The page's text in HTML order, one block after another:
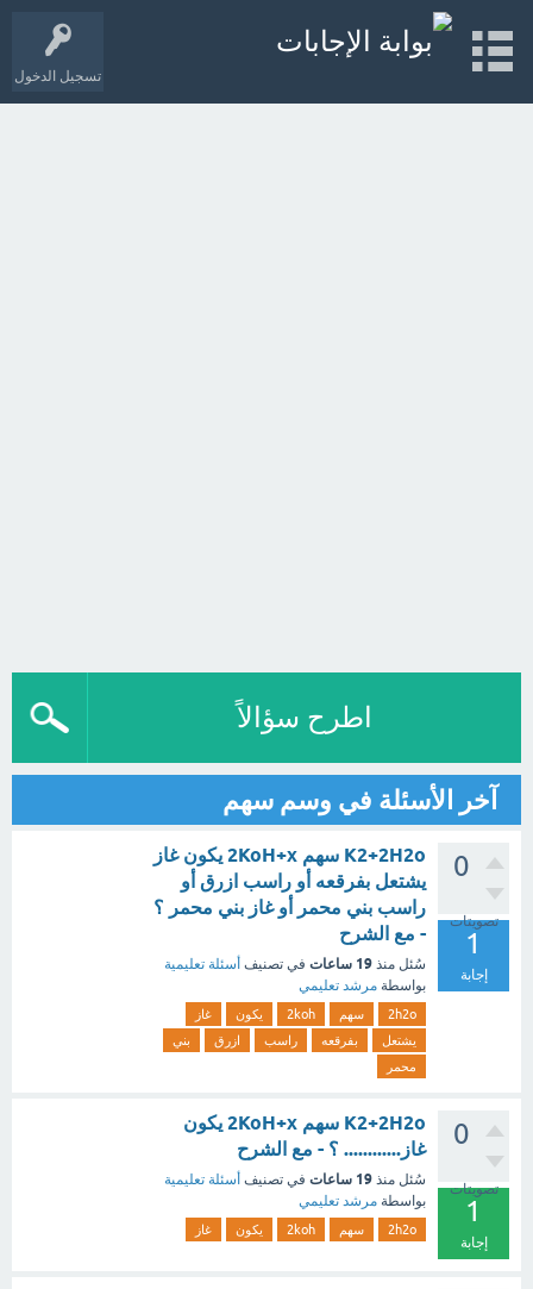
تسجيل الدخول
اطرح سؤالاً
آخر الأسئلة في وسم سهم
0
تصويتات
1
إجابة
K2+2H2o سهم 2KoH+x يكون غاز
يشتعل بفرقعه أو راسب ازرق أو
راسب بني محمر أو غاز بني محمر ؟
- مع الشرح
سُئل منذ 19 ساعات في تصنيف أسئلة تعليمية
بواسطة مرشد تعليمي
2h2o سهم 2koh يكون
غاز
يشتعل
بفرقعه راسب ازرق
بني
محمر
0
تصويتات
1
إجابة
K2+2H2o سهم 2KoH+x يكون
غاز............ ؟ - مع الشرح
سُئل منذ 19 ساعات في تصنيف أسئلة تعليمية
بواسطة مرشد تعليمي
2h2o سهم 2koh يكون غاز